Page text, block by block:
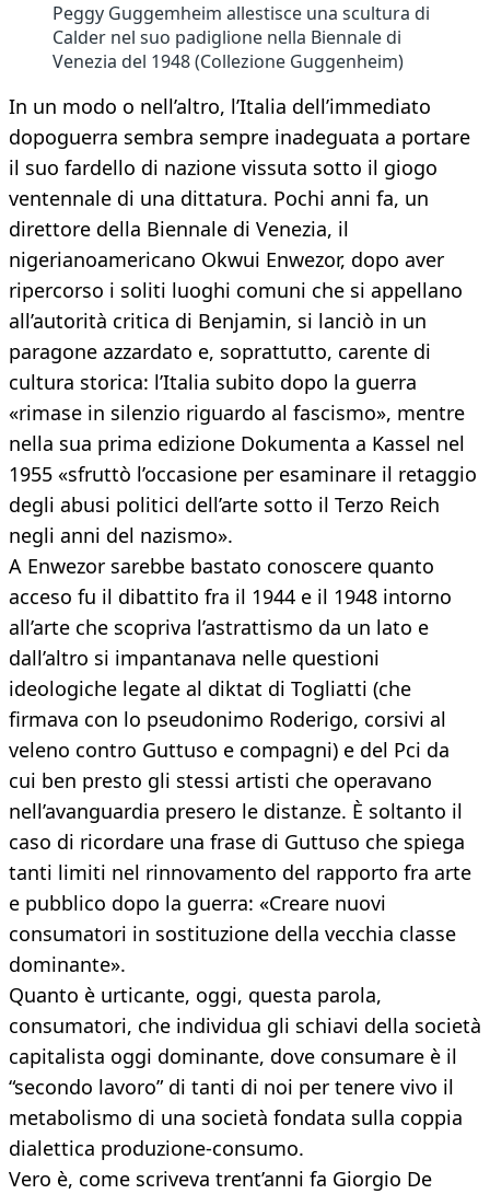
Peggy Guggemheim allestisce una scultura di
Calder nel suo padiglione nella Biennale di
Venezia del 1948 (Collezione Guggenheim)
In un modo o nell’altro, l’Italia dell’immediato
dopoguerra sembra sempre inadeguata a portare
il suo fardello di nazione vissuta sotto il giogo
ventennale di una dittatura. Pochi anni fa, un
direttore della Biennale di Venezia, il
nigerianoamericano Okwui Enwezor, dopo aver
ripercorso i soliti luoghi comuni che si appellano
all’autorità critica di Benjamin, si lanciò in un
paragone azzardato e, soprattutto, carente di
cultura storica: l’Italia subito dopo la guerra
«rimase in silenzio riguardo al fascismo», mentre
nella sua prima edizione Dokumenta a Kassel nel
1955 «sfruttò l’occasione per esaminare il retaggio
degli abusi politici dell’arte sotto il Terzo Reich
negli anni del nazismo».
A Enwezor sarebbe bastato conoscere quanto
acceso fu il dibattito fra il 1944 e il 1948 intorno
all’arte che scopriva l’astrattismo da un lato e
dall’altro si impantanava nelle questioni
ideologiche legate al diktat di Togliatti (che
firmava con lo pseudonimo Roderigo, corsivi al
veleno contro Guttuso e compagni) e del Pci da
cui ben presto gli stessi artisti che operavano
nell’avanguardia presero le distanze. È soltanto il
caso di ricordare una frase di Guttuso che spiega
tanti limiti nel rinnovamento del rapporto fra arte
e pubblico dopo la guerra: «Creare nuovi
consumatori in sostituzione della vecchia classe
dominante».
Quanto è urticante, oggi, questa parola,
consumatori, che individua gli schiavi della società
capitalista oggi dominante, dove consumare è il
“secondo lavoro” di tanti di noi per tenere vivo il
metabolismo di una società fondata sulla coppia
dialettica produzione-consumo.
Vero è, come scriveva trent’anni fa Giorgio De